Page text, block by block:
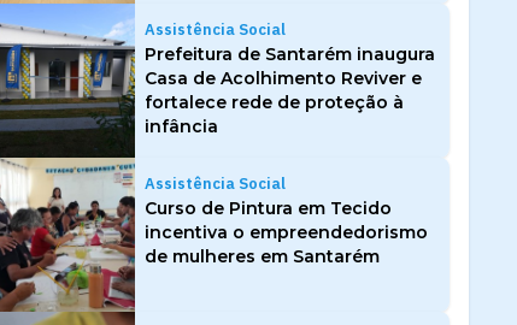
Assistência Social
Prefeitura de Santarém inaugura
Casa de Acolhimento Reviver e
fortalece rede de proteção à
infância
Assistência Social
Curso de Pintura em Tecido
incentiva o empreendedorismo
de mulheres em Santarém